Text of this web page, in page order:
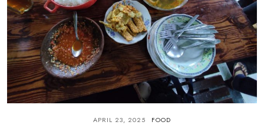
APRIL 23, 2025 FOOD